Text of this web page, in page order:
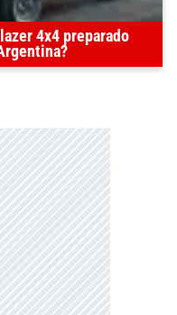
4x4 preparado